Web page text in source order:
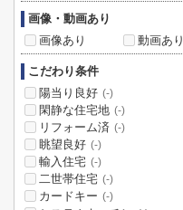
画像・動画あり
画像あり
動画あり
こだわり条件
陽当り良好 (-)
閑静な住宅地 (-)
リフォーム済 (-)
眺望良好 (-)
輸入住宅 (-)
二世帯住宅 (-)
カードキー (-)